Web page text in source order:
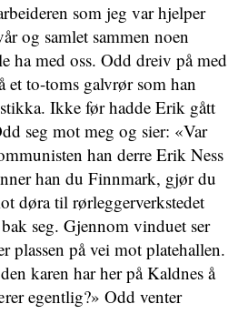
som jeg var hjelper
og samlet sammen noen
ha med oss. Odd dreiv på med
et to-toms galvrør som han
Ikke før hadde Erik gått
seg mot meg og sier: «Var
han derre Erik Ness
han du Finnmark, gjør du
døra til rørleggerverkstedet
seg. Gjennom vinduet ser
plassen på vei mot platehallen.
karen har her på Kaldnes å
egentlig?» Odd venter